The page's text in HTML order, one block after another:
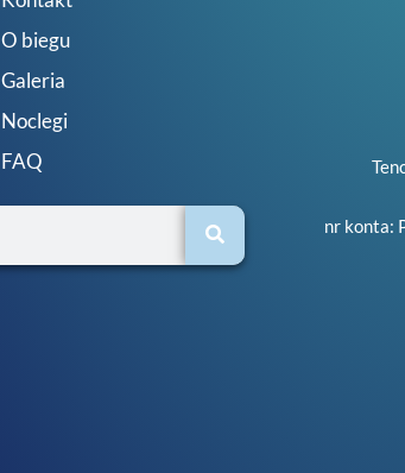
O biegu
Galeria
Noclegi
FAQ
nr konta: